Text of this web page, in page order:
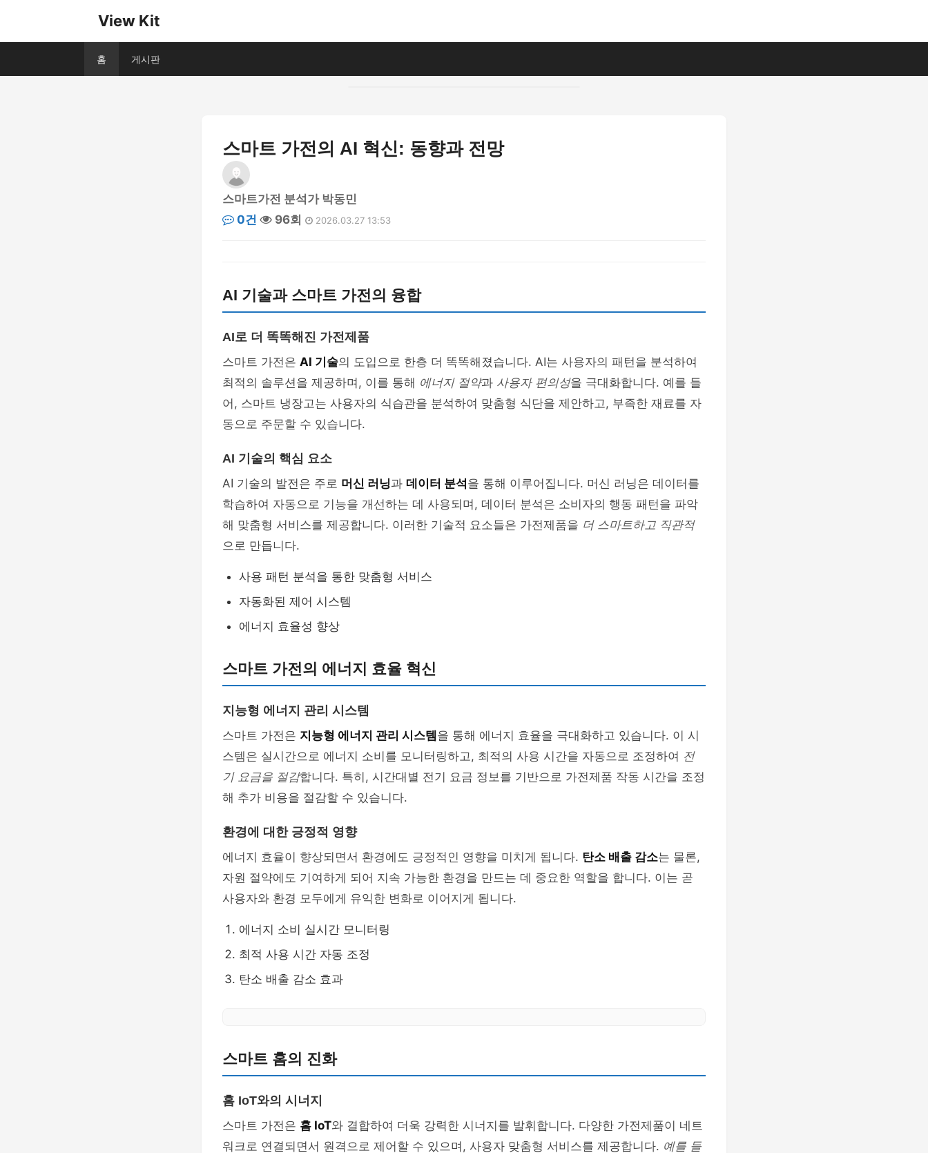
View Kit
홈 게시판
스마트 가전의 AI 혁신: 동향과 전망
스마트가전 분석가 박동민
0건
96회 2026.03.27 13:53
AI 기술과 스마트 가전의 융합
AI로 더 똑똑해진 가전제품
스마트 가전은 AI 기술의 도입으로 한층 더 똑똑해졌습니다. AI는 사용자의 패턴을 분석하여
최적의 솔루션을 제공하며, 이를 통해 에너지 절약과 사용자 편의성을 극대화합니다. 예를 들
어, 스마트 냉장고는 사용자의 식습관을 분석하여 맞춤형 식단을 제안하고, 부족한 재료를 자
동으로 주문할 수 있습니다.
AI 기술의 핵심 요소
AI 기술의 발전은 주로 머신 러닝과 데이터 분석을 통해 이루어집니다. 머신 러닝은 데이터를
학습하여 자동으로 기능을 개선하는 데 사용되며, 데이터 분석은 소비자의 행동 패턴을 파악
해 맞춤형 서비스를 제공합니다. 이러한 기술적 요소들은 가전제품을 더 스마트하고 직관적
으로 만듭니다.
사용 패턴 분석을 통한 맞춤형 서비스
자동화된 제어 시스템
에너지 효율성 향상
스마트 가전의 에너지 효율 혁신
지능형 에너지 관리 시스템
스마트 가전은 지능형 에너지 관리 시스템 을 통해 에너지 효율을 극대화하고 있습니다. 이 시
스템은 실시간으로 에너지 소비를 모니터링하고, 최적의 사용 시간을 자동으로 조정하여 전
기 요금을 절감합니다. 특히, 시간대별 전기 요금 정보를 기반으로 가전제품 작동 시간을 조정
해 추가 비용을 절감할 수 있습니다.
환경에 대한 긍정적 영향
에너지 효율이 향상되면서 환경에도 긍정적인 영향을 미치게 됩니다. 탄소 배출 감소는 물론,
자원 절약에도 기여하게 되어 지속 가능한 환경을 만드는 데 중요한 역할을 합니다. 이는 곧
사용자와 환경 모두에게 유익한 변화로 이어지게 됩니다.
에너지 소비 실시간 모니터링
최적 사용 시간 자동 조정
탄소 배출 감소 효과
스마트 홈의 진화
홈 IoT와의 시너지
스마트 가전은 홈 IoT와 결합하여 더욱 강력한 시너지를 발휘합니다. 다양한 가전제품이 네트
워크로 연결되면서 원격으로 제어할 수 있으며, 사용자 맞춤형 서비스를 제공합니다. 예를 들